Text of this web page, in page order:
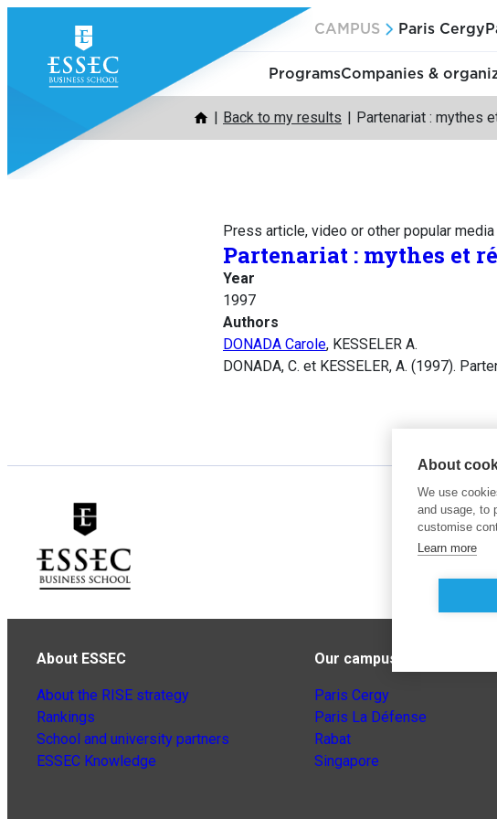
content
CAMPUS Paris Cergy
ProgramsCompanies &
Back to my results Partenariat : mythes
Press article, video or other popular media
Partenariat : mythes et
Year
1997
Authors
DONADA Carole, KESSELER A.
DONADA, C. et KESSELER, A. (1997).
About ESSEC
About the RISE strategy
Rankings
School and university partners
ESSEC Knowledge
Our campuses
Paris Cergy
Paris La Défense
Rabat
Singapore
About
We use
and usage, to
customise
Learn more